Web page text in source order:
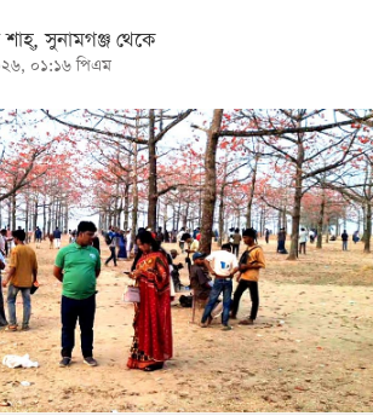
সুনামগঞ্জ থেকে
০১:১৬ পিএম